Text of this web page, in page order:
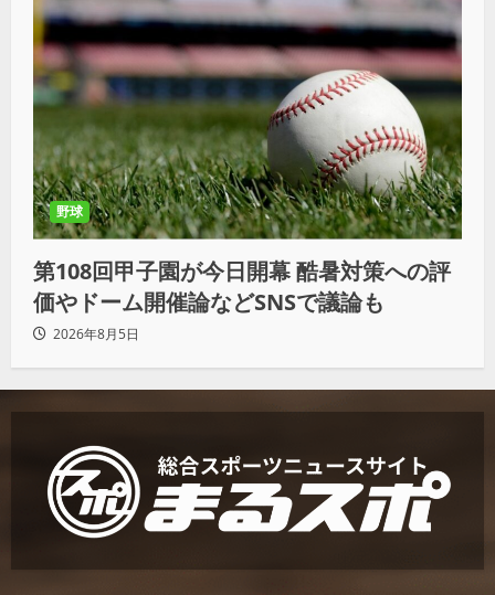
野球
第108回甲子園が今日開幕 酷暑対策への評
価やドーム開催論などSNSで議論も
2026年8月5日